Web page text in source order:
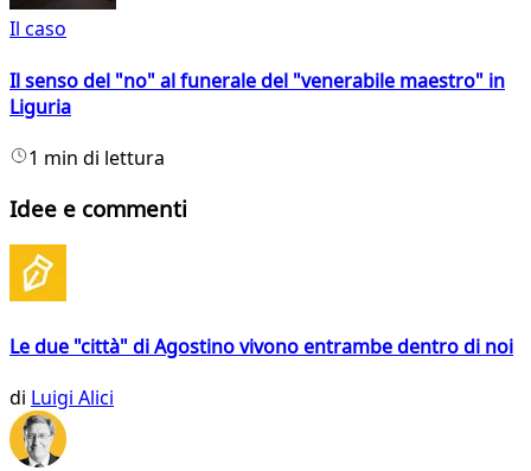
Il caso
Il senso del "no" al funerale del "venerabile maestro" in
Liguria
1 min di lettura
Idee e commenti
Le due "città" di Agostino vivono entrambe dentro di noi
di Luigi Alici